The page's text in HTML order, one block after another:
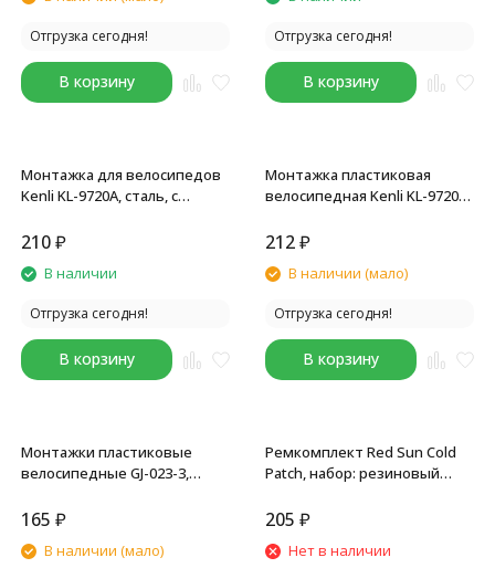
Отгрузка сегодня!
В корзину
Отгрузка сегодня!
В корзину
Монтажка для велосипедов
Kenli KL-9720A, сталь, с
серебристые
210₽
В наличии
Отгрузка сегодня!
В корзину
Монтажка пластиковая
велосипедная Kenli KL-9720C,
цветные
212₽
В наличии (мало)
Отгрузка сегодня!
В корзину
Монтажки пластиковые
велосипедные GJ-023-3,
оранжевый
165 ₽
В наличии (мало)
Ремкомплект Red Sun Cold
Patch, набор: резиновый
метал., 3 монтировки
205 ₽
Нет в наличии